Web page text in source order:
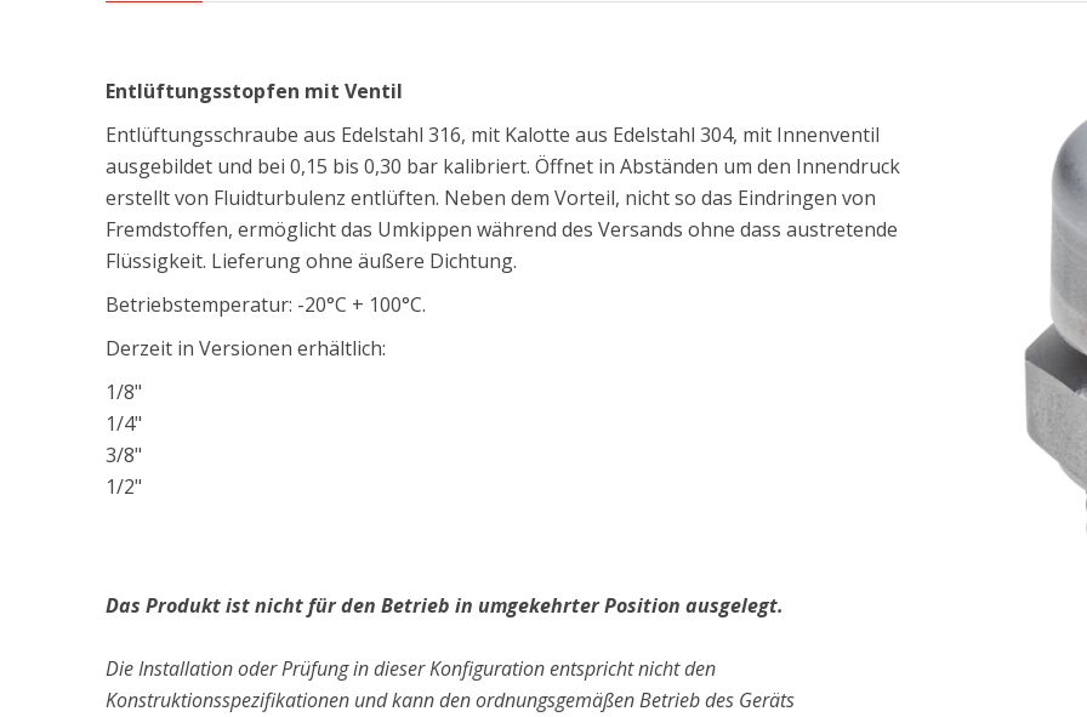
Entlüftungsstopfen mit Ventil
Entlüftungsschraube aus Edelstahl 316, mit Kalotte aus Edelstahl 304, mit Innenventil
ausgebildet und bei 0,15 bis 0,30 bar kalibriert. Öffnet in Abständen um den Innendruck
erstellt von Fluidturbulenz entlüften. Neben dem Vorteil, nicht so das Eindringen von
Fremdstoffen, ermöglicht das Umkippen während des Versands ohne dass austretende
Flüssigkeit. Lieferung ohne äußere Dichtung.
Betriebstemperatur: -20°C + 100°C.
Derzeit in Versionen erhältlich:
1/8"
1/4"
3/8"
1/2"
Das Produkt ist nicht für den Betrieb in umgekehrter Position ausgelegt.
Die Installation oder Prüfung in dieser Konfiguration entspricht nicht den
Konstruktionsspezifikationen und kann den ordnungsgemäßen Betrieb des Geräts